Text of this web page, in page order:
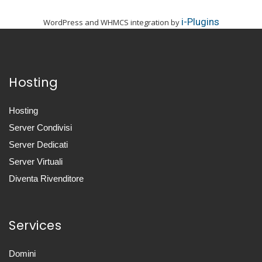
WordPress and WHMCS integration by i-Plugins
Hosting
Hosting
Server Condivisi
Server Dedicati
Server Virtuali
Diventa Rivenditore
Services
Domini